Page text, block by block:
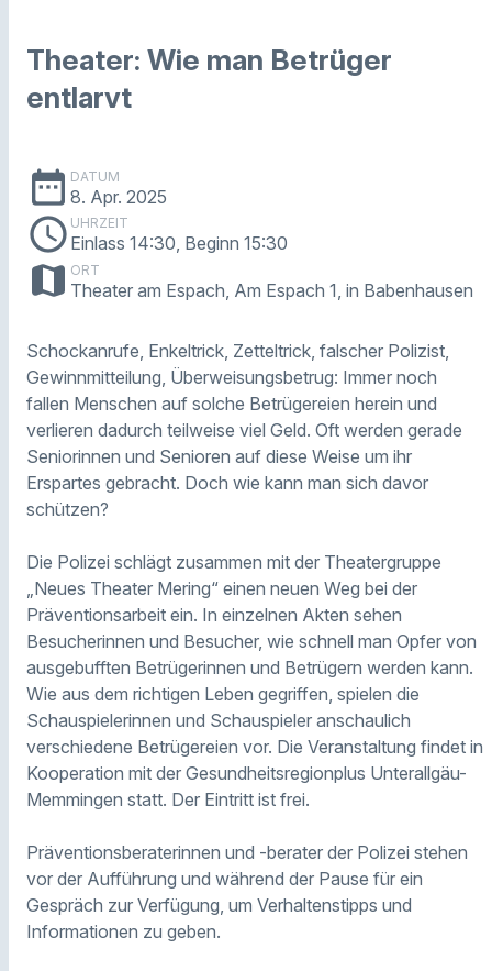
Theater: Wie man Betrüger
entlarvt
date_range DATUM
8. Apr. 2025
schedule UHRZEIT
Einlass 14:30, Beginn 15:30
map ORT
Theater am Espach, Am Espach 1, in Babenhausen
Schockanrufe, Enkeltrick, Zetteltrick, falscher Polizist,
Gewinnmitteilung, Überweisungsbetrug: Immer noch
fallen Menschen auf solche Betrügereien herein und
verlieren dadurch teilweise viel Geld. Oft werden gerade
Seniorinnen und Senioren auf diese Weise um ihr
Erspartes gebracht. Doch wie kann man sich davor
schützen?
Die Polizei schlägt zusammen mit der Theatergruppe
„Neues Theater Mering“ einen neuen Weg bei der
Präventionsarbeit ein. In einzelnen Akten sehen
Besucherinnen und Besucher, wie schnell man Opfer von
ausgebufften Betrügerinnen und Betrügern werden kann.
Wie aus dem richtigen Leben gegriffen, spielen die
Schauspielerinnen und Schauspieler anschaulich
verschiedene Betrügereien vor. Die Veranstaltung findet in
Kooperation mit der Gesundheitsregionplus Unterallgäu-
Memmingen statt. Der Eintritt ist frei.
Präventionsberaterinnen und -berater der Polizei stehen
vor der Aufführung und während der Pause für ein
Gespräch zur Verfügung, um Verhaltenstipps und
Informationen zu geben.